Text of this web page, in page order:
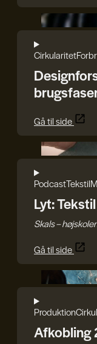
Iryna Kucher
Cirkularitet
Gå til side
Craft.Partners
PodcastTekstil
Lyt:
Skals –
Gå til side
Produktion
Afkobling